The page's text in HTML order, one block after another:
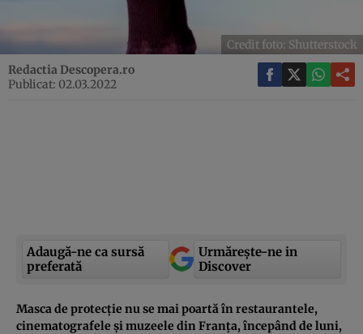
Credit foto: Shutterstock
Redactia Descopera.ro
Publicat: 02.03.2022
Adaugă-ne ca sursă
preferată
Urmărește-ne in
Discover
Masca de protecție nu se mai poartă în restaurantele,
cinematografele și muzeele din Franța, începând de luni,